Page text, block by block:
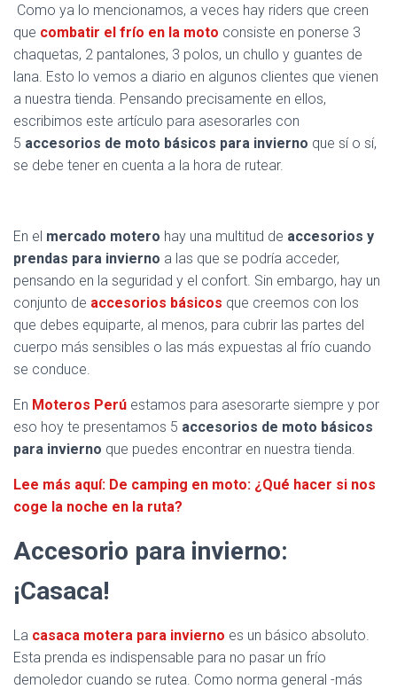
Como ya lo mencionamos, a veces hay riders que creen
que combatir el frío en la moto consiste en ponerse 3
chaquetas, 2 pantalones, 3 polos, un chullo y guantes de
lana. Esto lo vemos a diario en algunos clientes que vienen
a nuestra tienda. Pensando precisamente en ellos,
escribimos este artículo para asesorarles con
5 accesorios de moto básicos para invierno que sí o sí,
se debe tener en cuenta a la hora de rutear.
En el mercado motero hay una multitud de accesorios y
prendas para invierno a las que se podría acceder,
pensando en la seguridad y el confort. Sin embargo, hay un
conjunto de accesorios básicos que creemos con los
que debes equiparte, al menos, para cubrir las partes del
cuerpo más sensibles o las más expuestas al frío cuando
se conduce.
En Moteros Perú estamos para asesorarte siempre y por
eso hoy te presentamos 5 accesorios de moto básicos
para invierno que puedes encontrar en nuestra tienda.
Lee más aquí: De camping en moto: ¿Qué hacer si nos
coge la noche en la ruta?
Accesorio para invierno:
¡Casaca!
La casaca motera para invierno es un básico absoluto.
Esta prenda es indispensable para no pasar un frío
demoledor cuando se rutea. Como norma general -más